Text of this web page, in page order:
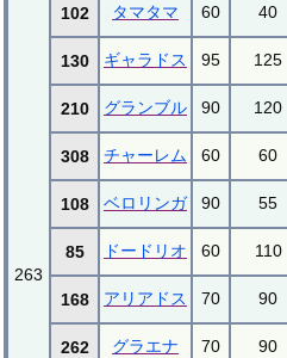
263
102 タマタマ 60 40
130 ギャラドス 95 125
210 グランブル 90 120
308 チャーレム 60 60
108 ベロリンガ 90 55
85 ドードリオ 60 110
168 アリアドス 70 90
262 グラエナ 70 90